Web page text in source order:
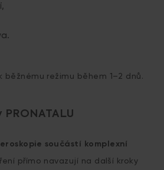
běžnému režimu během 1–2 dnů.
součástí komplexní
přímo navazují na další kroky